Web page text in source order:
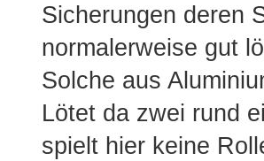
Sicherungen deren
normalerweise gut
Solche aus
Lötet da zwei rund
spielt hier keine